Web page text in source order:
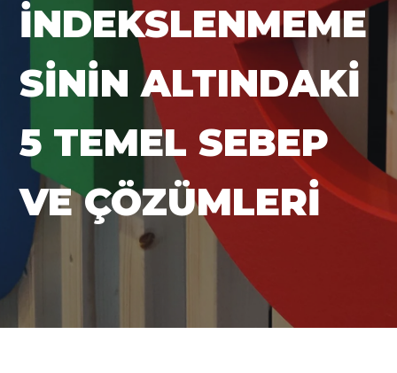
İNDEKSLENMEME
SININ ALTINDAKI
5 TEMEL SEBEP
VE ÇÖZÜMLERI